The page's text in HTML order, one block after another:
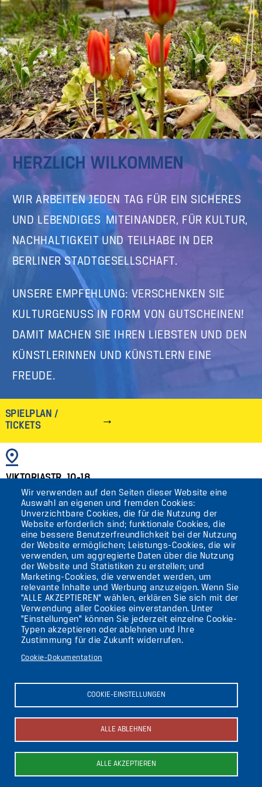
Wir verwenden auf den Seiten dieser Website eine
Auswahl an eigenen und fremden Cookies:
Unverzichtbare Cookies, die für die Nutzung der
Website erforderlich sind; funktionale Cookies, die
eine bessere Benutzerfreundlichkeit bei der Nutzung
der Website ermöglichen; Leistungs-Cookies, die wir
verwenden, um aggregierte Daten über die Nutzung
der Website und Statistiken zu erstellen; und
Marketing-Cookies, die verwendet werden, um
relevante Inhalte und Werbung anzuzeigen. Wenn Sie
"ALLE AKZEPTIEREN" wählen, erklären Sie sich mit der
Verwendung aller Cookies einverstanden. Unter
"Einstellungen" können Sie jederzeit einzelne Cookie-
Typen akzeptieren oder ablehnen und Ihre
Zustimmung für die Zukunft widerrufen.
Cookie-Dokumentation
COOKIE-EINSTELLUNGEN
ALLE ABLEHNEN
ALLE AKZEPTIEREN
HERZLICH WILKOMMEN
WIR ARBEITEN JEDEN TAG FÜR EIN SICHERES
UND LEBENDIGES MITEINANDER, FÜR KULTUR,
NACHHALTIGKEIT UND TEILHABE IN DER
BERLINER STADTGESELLSCHAFT.
UNSERE EMPFEHLUNG: VERSCHENKEN SIE
KULTURGENUSS IN FORM VON GUTSCHEINEN!
DAMIT MACHEN SIE IHREN LIEBSTEN UND DEN
KÜNSTLERINNEN UND KÜNSTLERN EINE
FREUDE.
SPIELPLAN /
TICKETS
BILD
VIKTORIASTR. 10-18
12105 BERLIN
TEMPELHOF
AKTUELLES
KONTAKT
DIE UFAFABRIK
BERLIN
Suche
Secondary
menu
(GERMAN)
Newsletter abonnieren